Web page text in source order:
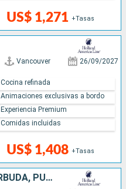
US$ 1,271 +Tasas
Vancouver 26/09/2027
US$ 1,408 +Tasas
Cocina refinada
Animaciones exclusivas a bordo
Experiencia Premium
Comidas incluidas
SAN MARTÍN, ANTIGUA Y BARBUDA, PUERTO RICO, BAHAMAS, REPÚBLICA DOMINICANA, ESTADOS UNIDOS